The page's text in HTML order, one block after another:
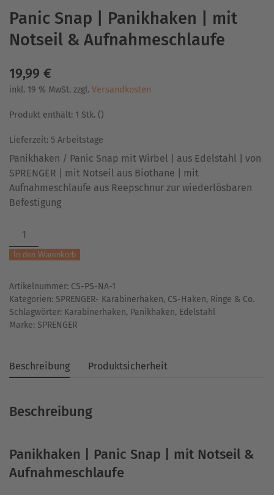
Panic Snap | Panikhaken | mit
Notseil & Aufnahmeschlaufe
19,99 €
inkl. 19 % MwSt. zzgl. Versandkosten
Produkt enthält: 1 Stk. ()
Lieferzeit: 5 Arbeitstage
Panikhaken / Panic Snap mit Wirbel | aus Edelstahl | von
SPRENGER | mit Notseil aus Biothane | mit
Aufnahmeschlaufe aus Reepschnur zur wiederlösbaren
Befestigung
Panic
Snap
|
|
mit
Notseil
Menge
In den Warenkorb
Artikelnummer: CS-PS-NA-1
Kategorien: SPRENGER- Karabinerhaken, CS-Haken, Ringe & Co.
Schlagwörter: Karabinerhaken, Panikhaken, Edelstahl
Marke: SPRENGER
Beschreibung Produktsicherheit
Beschreibung
Panikhaken | Panic Snap | mit Notseil &
Aufnahmeschlaufe